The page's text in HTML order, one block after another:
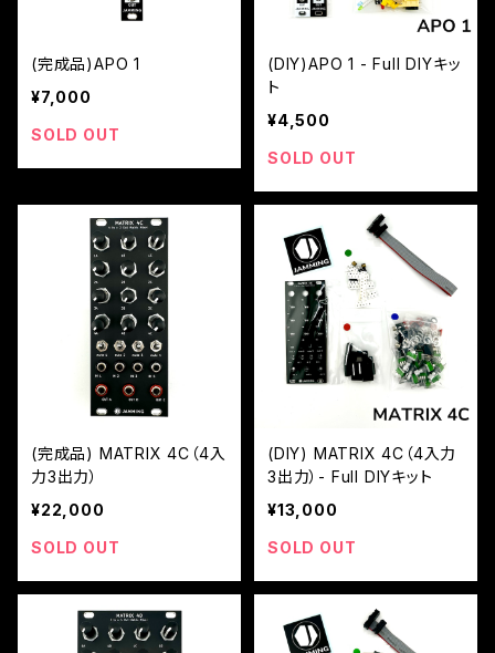
(完成品)APO 1
¥7,000
SOLD OUT
(DIY)APO 1 - Full DIYキッ
ト
¥4,500
SOLD OUT
(完成品) MATRIX 4C（4入
力3出力）
¥22,000
SOLD OUT
(DIY) MATRIX 4C（4入力
3出力）- Full DIYキット
¥13,000
SOLD OUT